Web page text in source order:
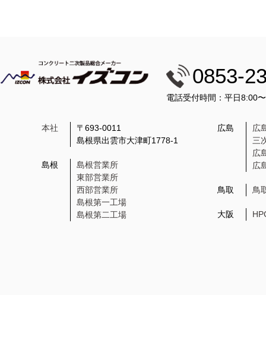
0853-
電話受付時間：平日8:00
本社
〒693-0011
島根県出雲市大津町1778-1
島根
島根営業所
東部営業所
西部営業所
島根第一工場
島根第二工場
広島
広
三
広
広
鳥取 鳥
大阪